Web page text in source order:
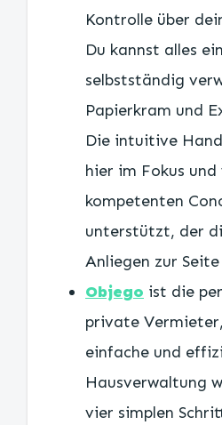
Kontrolle über
Du kannst alles
selbstständig
Papierkram und
Die intuitive
hier im Fokus
kompetenten
unterstützt, der
Anliegen zur
Objego ist die
private
einfache und
Hausverwaltung
vier simplen